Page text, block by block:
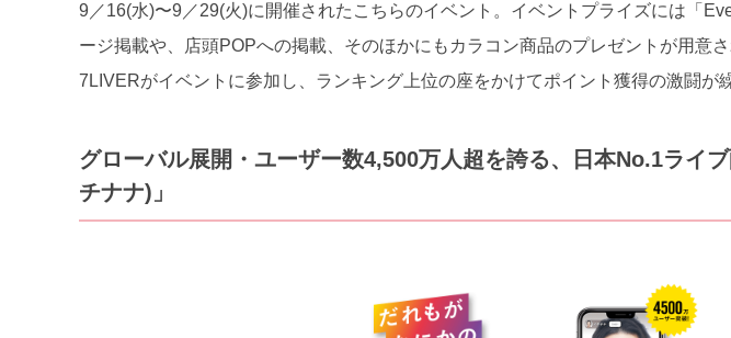
9／16(水)〜9／29(火)に開催されたこちらのイベント。イベントプライズには「
ージ掲載や、店頭POPへの掲載、そのほかにもカラコン商品のプレゼントが用意
7LIVERがイベントに参加し、ランキング上位の座をかけてポイント獲得の激闘が
グローバル展開・ユーザー数4,500万人超を誇る、日本No.1ライ
チナナ)」